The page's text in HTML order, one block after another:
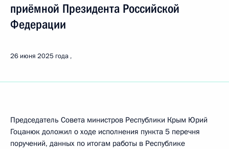
приёмной Президента Российской
Федерации
26 июня 2025 года
Председатель Совета министров Республики Крым Юрий
Гоцанюк доложил о ходе исполнения пункта 5 перечня
поручений, данных по итогам работы в Республике